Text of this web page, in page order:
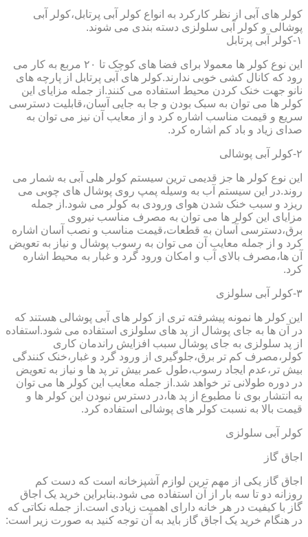
کولر های آبی از نظر کارکرد به انواع کولر آبی پرتابل،کولر آبی
پوشالی و کولر آبی سلولزی دسته بندی می شوند.
۱-کولر آبی پرتابل
این نوع کولر ها معمولا برای فضا های کوچک تا ۲۰ مربع به کار می
رود که کانال کشی خوبی ندارند.کولر های آبی پرتابل از پارچه های
نانو جهت خنک کردن محیط استفاده می کنند.از جمله مزایای این
کولر ها می توان به سبک بودن و جا به جایی آسان،قابلیت دسترسی
سریع و قیمت مناسب اشاره کرد و از معایب آن نیز می توان به
صدای زیاد و باد کم اشاره کرد.
۲-کولر آبی پوشالی
این نوع کولر ها جز قدیمی ترین سیستم کولر هلی آبی به شمار می
روند.در این سیستم آب به وسیله پمپ روی پوشال های چوبی می
ریزد و سبب خنک شدن هوای ورودی به کولر می شود.از جمله
مزایای این کولر ها می توان به مصرف مناسب نیروی
برق،دسترسی آسان به قطعات،قیمت مناسب و نصب آسان اشاره
کرد و از جمله معایب آن می توان به رسوب پوشال و نیاز به تعویض
آن ها،مصرف بالای آب و امکان ورود گرد و غبار به محیط اشاره
کرد.
۳-کولر آبی سلولزی
این کولر ها نمونه پیشرفته تری از کولر های آبی پوشالی هستند که
در آن ها به جای پوشال از پد های سلولزی استفاده می شود.استفاده
از پد سلولزی به جای پوشال سبب افزایش راندمان کاری
کولر،مصرف کم تر برق،جلوگیری از ورود گرد و غبار،خنک کنندگی
بیش تر،عدم ایجاد رسوب،طول عمر بیش تر پد ها و نیاز به تعویض
در دوره طولانی تر خواهد شد.از جمله معایب این کولر ها می توان
به انتشار بوی نا مطبوع از پد ها،در دسترس نبودن این کولر ها و
قیمت بالا به نسبت کولر های پوشالی استفاده کرد.
کولر آبی سلولزی
اجاق گاز
اجاق گاز یکی از مهم ترین لوازم آشپزخانه است که دست کم
روزانه دو تا سه بار از آن استفاده می شود.بنابراین خرید یک اجاق
گاز با کیفیت در هر خانه دارای اهمیت زیادی است.از جمله نکاتی که
در هنگام خرید یک اجاق گاز باید به آن توجه کنید به صورت زیر است: